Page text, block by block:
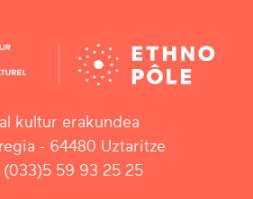
kultur erakundea
- 64480 Uztaritze
(033)5 59 93 25 25